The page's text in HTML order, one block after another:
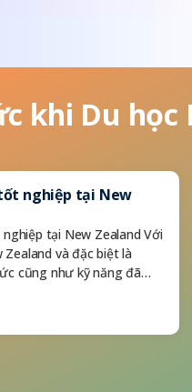
khi Du học
nghiệp tại New
tại New Zealand Với
Zealand và đặc biệt là
cũng như kỹ năng đã…